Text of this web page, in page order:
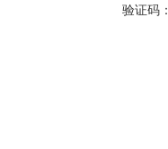
验证码：